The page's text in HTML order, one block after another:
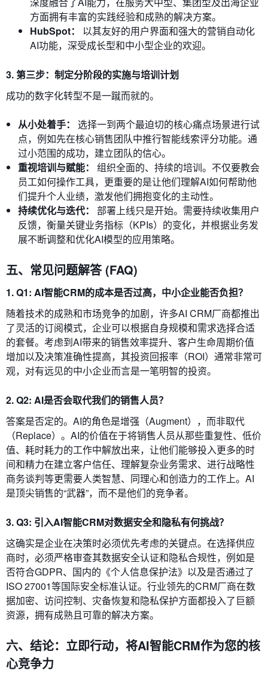
方面拥有丰富的实践经验和成熟的解决方案。
HubSpot：
以其友好的用户界面和强大的营销自动化
AI功能，深受成长型和中小型企业的欢迎。
3. 第三步：制定分阶段的实施与培训计划
成功的数字化转型不是一蹴而就的。
从小处着手：
选择一到两个最迫切的核心痛点场景进行试
点，例如先在核心销售团队中推行智能线索评分功能。通
过小范围的成功，建立团队的信心。
重视培训与赋能：
组织全面的、持续的培训。不仅要教会
员工如何操作工具，更重要的是让他们理解AI如何帮助他
们提升个人业绩，激发他们拥抱变化的主动性。
持续优化与迭代：
部署上线只是开始。需要持续收集用户
反馈，衡量关键业务指标（KPIs）的变化，并根据业务发
展不断调整和优化AI模型的应用策略。
五、常见问题解答 (FAQ)
1. Q1: AI智能CRM的成本是否过高，中小企业能否负担？
随着技术的成熟和市场竞争的加剧，许多AI CRM厂商都推出
了灵活的订阅模式，企业可以根据自身规模和需求选择合适
的套餐。考虑到AI带来的销售效率提升、客户生命周期价值
增加以及决策准确性提高，其投资回报率（ROI）通常非常可
观，对有远见的中小企业而言是一笔明智的投资。
2. Q2: AI是否会取代我们的销售人员？
答案是否定的。AI的角色是增强（Augment），而非取代
（Replace）。AI的价值在于将销售人员从那些重复性、低价
值、耗时耗力的工作中解放出来，让他们能够投入更多的时
间和精力在建立客户信任、理解复杂业务需求、进行战略性
商务谈判等更需要人类智慧、同理心和创造力的工作上。AI
是顶尖销售的“武器”，而不是他们的竞争者。
3. Q3: 引入AI智能CRM对数据安全和隐私有何挑战？
这确实是企业在决策时必须优先考虑的关键点。在选择供应
商时，必须严格审查其数据安全认证和隐私合规性，例如是
否符合GDPR、国内的《个人信息保护法》以及是否通过了
ISO 27001等国际安全标准认证。行业领先的CRM厂商在数
据加密、访问控制、灾备恢复和隐私保护方面都投入了巨额
资源，拥有成熟且可靠的解决方案。
六、结论：立即行动，将AI智能CRM作为您的核
心竞争力